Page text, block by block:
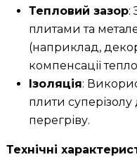
Тепловий зазор:
плитами та
(наприклад,
компенсації
Ізоляція:
плити суперізолу
перегріву.
Технічні